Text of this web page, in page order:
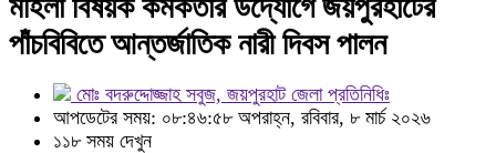
মহিলা বিষয়ক কর্মকর্তার উদ্যোগে জয়পুরহাটের
পাঁচবিবিতে আন্তর্জাতিক নারী দিবস পালন
মোঃ বদরুদ্দোজ্জাহ সবুজ, জয়পুরহাট জেলা প্রতিনিধিঃ
আপডেটের সময়: ০৮:৪৬:৫৮ অপরাহ্ন, রবিবার, ৮ মার্চ ২০২৬
১১৮ সময় দেখুন